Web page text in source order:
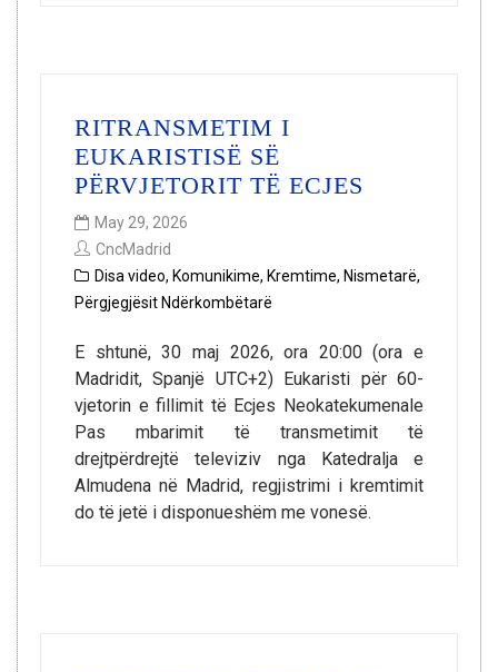
RITRANSMETIM I
EUKARISTISË SË
PËRVJETORIT TË ECJES
May 29, 2026
CncMadrid
Disa video, Komunikime, Kremtime, Nismetarë,
Përgjegjësit Ndërkombëtarë
E shtunë, 30 maj 2026, ora 20:00 (ora e
Madridit, Spanjë UTC+2) Eukaristi për 60-
vjetorin e fillimit të Ecjes Neokatekumenale
Pas mbarimit të transmetimit të
drejtpërdrejtë televiziv nga Katedralja e
Almudena në Madrid, regjistrimi i kremtimit
do të jetë i disponueshëm me vonesë.